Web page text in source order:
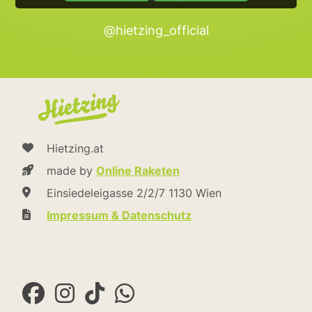
@hietzing_official
Hietzing.at
made by Online Raketen
Einsiedeleigasse 2/2/7 1130 Wien
Impressum & Datenschutz